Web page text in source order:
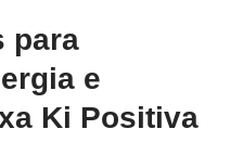
para
e
Ki Positiva